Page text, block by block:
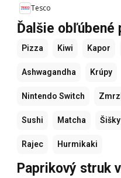
Tesco
Ďalšie obľúbené
Pizza Kiwi Kapor
Ashwagandha Krúpy
Nintendo Switch
Sushi Matcha Šišky
Rajec Hurmikaki
Paprikový struk